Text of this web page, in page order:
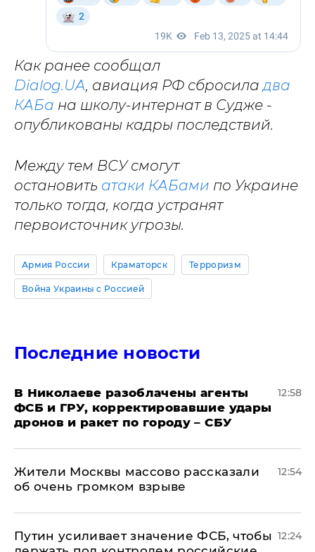
Как ранее сообщал
Dialog.UA, авиация РФ сбросила два
КАБа на школу-интернат в Судже -
опубликованы кадры последствий.
Между тем ВСУ смогут
остановить атаки КАБами по Украине
только тогда, когда устранят
первоисточник угрозы.
Армия России Краматорск Терроризм
Война Украины с Россией
Последние новости
В Николаеве разоблачены агенты
ФСБ и ГРУ, корректировавшие удары
дронов и ракет по городу – СБУ
12:58
Жители Москвы массово рассказали
об очень громком взрыве
12:54
Путин усиливает значение ФСБ, чтобы 12:24